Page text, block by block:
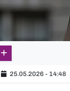
25.05.2026 - 14:48